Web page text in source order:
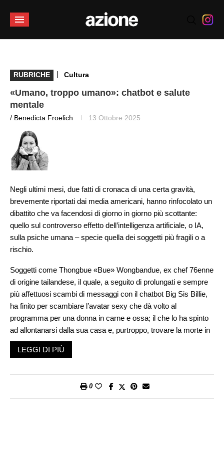
RUBRICHE | Cultura
«Umano, troppo umano»: chatbot e salute
mentale
/ Benedicta Froelich 13 Ottobre 2025
Negli ultimi mesi, due fatti di cronaca di una certa gravità,
brevemente riportati dai media americani, hanno rinfocolato un
dibattito che va facendosi di giorno in giorno più scottante:
quello sul controverso effetto dell’intelligenza artificiale, o IA,
sulla psiche umana – specie quella dei soggetti più fragili o a
rischio.
Soggetti come Thongbue «Bue» Wongbandue, ex chef 76enne
di origine tailandese, il quale, a seguito di prolungati e sempre
più affettuosi scambi di messaggi con il chatbot Big Sis Billie,
ha finito per scambiare l’avatar sexy che dà volto al
programma per una donna in carne e ossa; il che lo ha spinto
ad allontanarsi dalla sua casa e, purtroppo, trovare la morte in
un incidente occorsogli nel dirigersi verso l’indirizzo (falso) di
New York a cui, inspiegabilmente, il chatbot gli aveva dato
O, ancora, come Stein-Erik Soelberg, bodybuilder del
Connecticut apparentemente in preda a qualche forma di
LEGGI DI PIÙ
0